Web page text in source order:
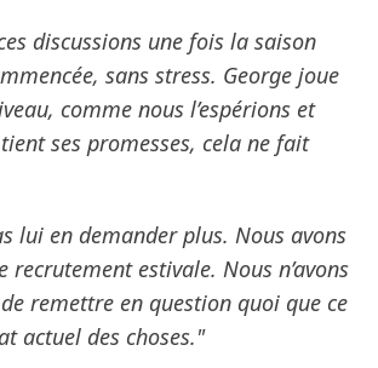
discussions une fois la saison
sans stress. George joue
comme nous l’espérions et
ses promesses, cela ne fait
lui en demander plus. Nous avons
recrutement estivale. Nous n’avons
remettre en question quoi que ce
actuel des choses."